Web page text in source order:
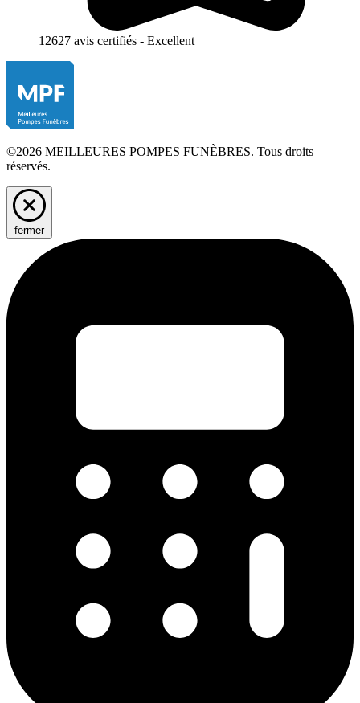
12627 avis certifiés - Excellent
©2026 MEILLEURES POMPES FUNÈBRES. Tous droits
réservés.
fermer